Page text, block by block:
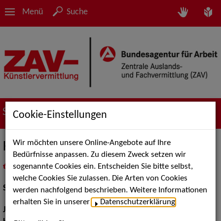
Menü Suche
Suche nach Künstler*innen
Kofi Wahlen
als PDF speichern
inMeine Merklistelegen
Schauspiel:Bühne
Jahrgang:
Cookie-Einstellungen
Wir möchten unsere Online-Angebote auf Ihre
Bedürfnisse anpassen. Zu diesem Zweck setzen wir
sogenannte Cookies ein. Entscheiden Sie bitte selbst,
welche Cookies Sie zulassen. Die Arten von Cookies
werden nachfolgend beschrieben. Weitere Informationen
erhalten Sie in unserer
Datenschutzerklärung